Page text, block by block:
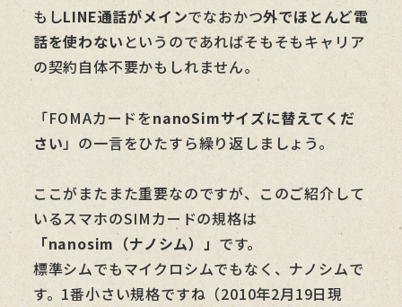
もしLINE通話がメインでなおかつ外でほとんど電
話を使わない というのであればそもそもキャリア
の契約自体不要かもしれません。
「FOMAカードをnanoSimサイズに替えてくだ
さい 」の一言をひたすら繰り返しましょう。
ここがまたまた重要なのですが、このご紹介して
いるスマホのSIMカードの規格は
「nanosim（ナノシム）」 です。
標準シムでもマイクロシムでもなく、ナノシムで
す。1番小さい規格ですね（2010年2月19日現